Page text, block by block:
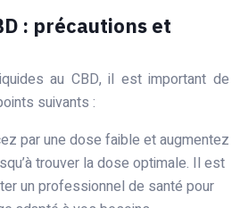
: précautions et
au CBD, il est important de
suivants :
par une dose faible et augmentez
trouver la dose optimale. Il est
un professionnel de santé pour